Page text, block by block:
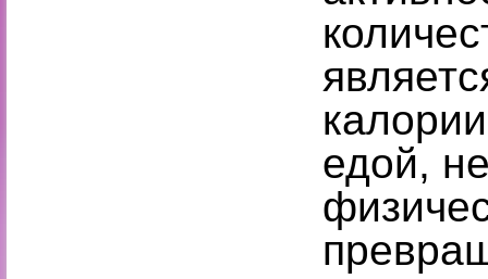
едой,